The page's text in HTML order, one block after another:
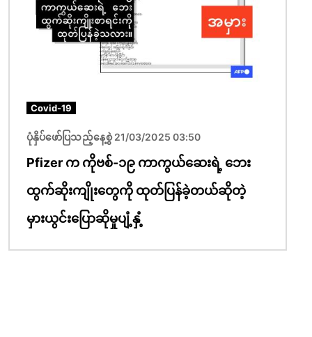
Covid-19
ပုံနှိပ်ဖော်ပြသည့်နေ့စွဲ 21/03/2025 03:50
Pfizer က ကိုဗစ်-၁၉ ကာကွယ်ဆေးရဲ့ ဘေး
ထွက်ဆိုးကျိုးတွေကို ထုတ်ပြန်ခဲ့တယ်ဆိုတဲ့
မှားယွင်းပြောဆိုမှုပျံ့နှံ့